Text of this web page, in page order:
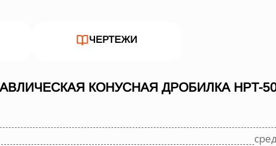
ЧЕРТЕЖИ
КОНУСНАЯ ДРОБИЛКА HPT-